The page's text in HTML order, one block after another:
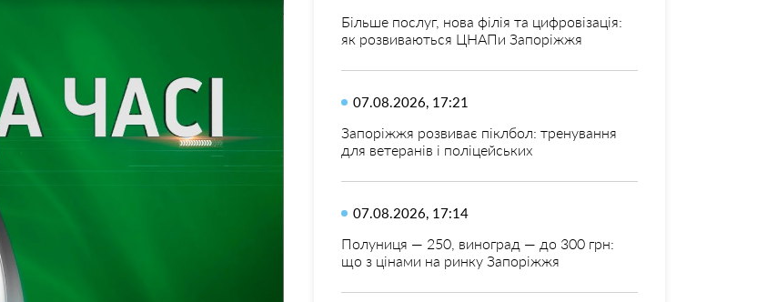
Більше послуг, нова філія та цифровізація:
як розвиваються ЦНАПи Запоріжжя
07.08.2026, 17:21
Запоріжжя розвиває піклбол: тренування
для ветеранів і поліцейських
07.08.2026, 17:14
Полуниця — 250, виноград — до 300 грн:
що з цінами на ринку Запоріжжя